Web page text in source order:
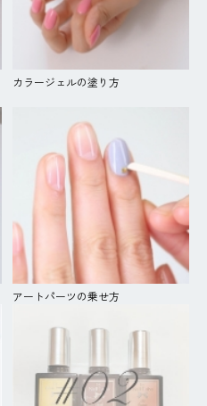
カラージェルの塗り方
アートパーツの乗せ方